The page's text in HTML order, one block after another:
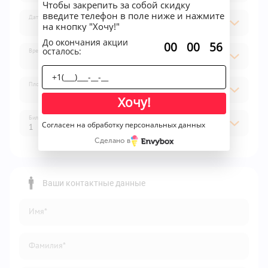
Дата
Время
Площадка
1
Билет
2
4
6
Ваши контактные данные
Имя*
Фамилия*
Чтобы закрепить за собой скидку
введите телефон в поле ниже и нажмите
на кнопку "Хочу!"
До окончания акции
осталось: 00 00 55
Хочу!
Согласен на обработку персональных данных
Сделано в